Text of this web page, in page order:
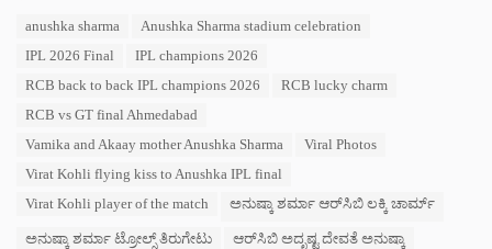
anushka sharma
Anushka Sharma stadium celebration
IPL 2026 Final
IPL champions 2026
RCB back to back IPL champions 2026
RCB lucky charm
RCB vs GT final Ahmedabad
Vamika and Akaay mother Anushka Sharma
Viral Photos
Virat Kohli flying kiss to Anushka IPL final
Virat Kohli player of the match
ಅನುಷ್ಕಾ ಶರ್ಮಾ ಆರ್‌ಸಿಬಿ ಲಕ್ಕಿ ಚಾರ್ಮ್
ಅನುಷ್ಕಾ ಶರ್ಮಾ ಟ್ರೋಲ್ಸ್ ತಿರುಗೇಟು ಆರ್‌ಸಿಬಿ ಅದೃಷ್ಟ ದೇವತೆ ಅನುಷ್ಕಾ